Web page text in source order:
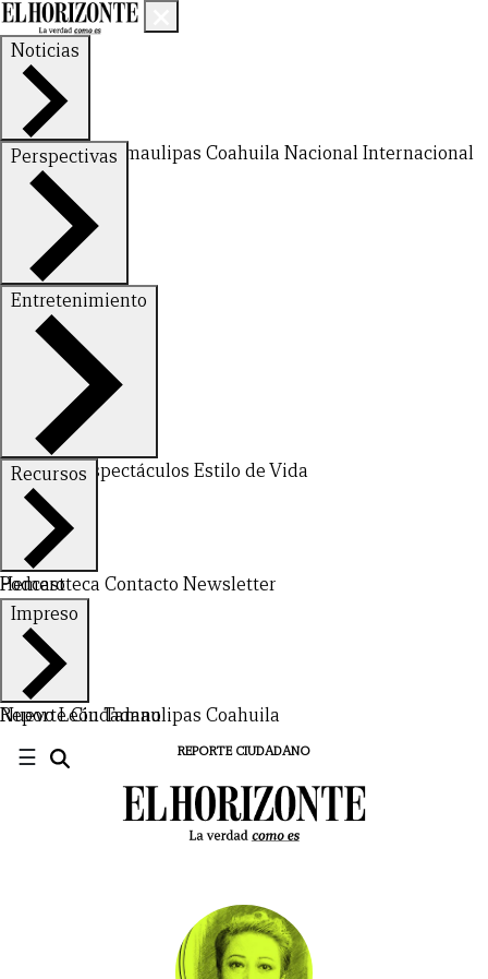
Noticias
Nuevo LeónTamaulipas Coahuila NacionalInternacional
Perspectivas
FinanzasOpinión
Entretenimiento
DeportesEspectáculos Estilo de Vida
Recursos
Hemeroteca Contacto Newsletter
Podcast
Impreso
Nuevo LeónTamaulipas Coahuila
Reporte Ciudadano
☰ REPORTE CIUDADANO